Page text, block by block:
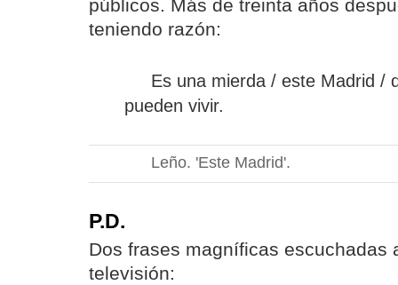
públicos. Más de treinta años
teniendo razón:
Es una mierda / este Madrid /
pueden vivir.
Leño. 'Este Madrid'.
P.D.
Dos frases magníficas escuchadas
televisión: